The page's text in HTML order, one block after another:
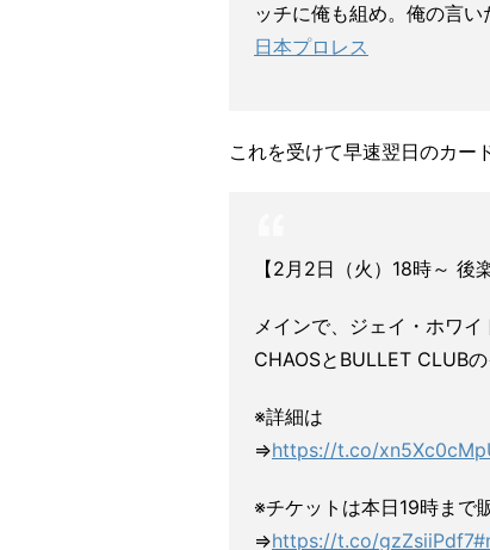
ッチに俺も組め。俺の言い
日本プロレス
これを受けて早速翌日のカー
【2月2日（火）18時～ 後
メインで、ジェイ・ホワイ
CHAOSとBULLET CLUB
※詳細は
⇒https://t.co/
※チケットは本日19時まで
⇒https://t.co/gzZsiiPdf7